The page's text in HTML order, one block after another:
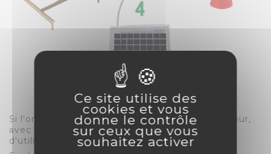
Si l'on veut laisser le système branché sur secteur,
avec l'
alimentation secteur , il est possible
d'utiliser le même boîtier.
Ce site utilise des
cookies et vous
donne le contrôle
sur ceux que vous
souhaitez activer